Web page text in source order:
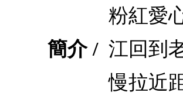
簡介 /
粉紅愛
江回到
慢拉近